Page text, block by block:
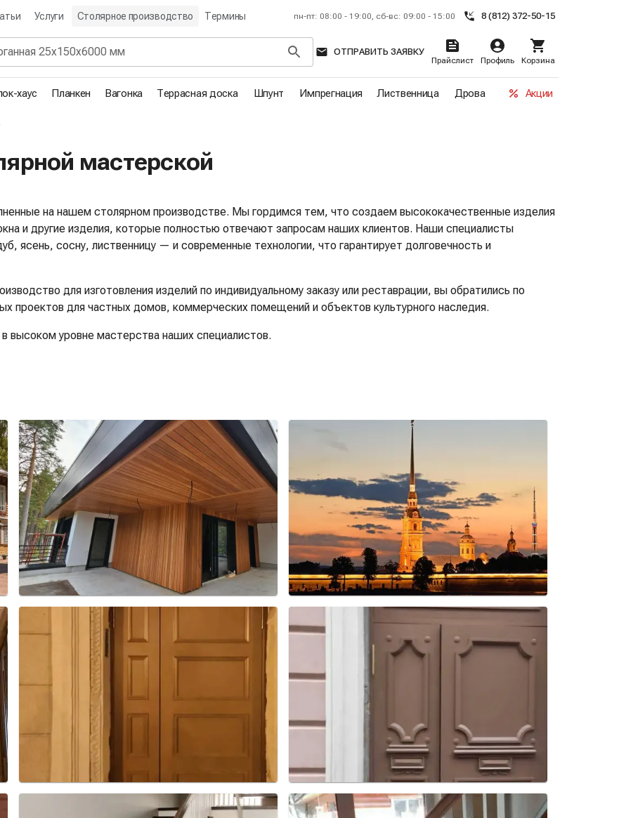
Услуги Столярное производство Термины пн-пт: 08:00 - 19:00, сб-вс: 09:00 - 15:00 8 (812) 372-50-15
ОТПРАВИТЬ ЗАЯВКУ
Прайслист Профиль Корзина
хаус Планкен Вагонка Террасная доска Шпунт Импрегнация Лиственница Дрова Акции
мастерской
на нашем столярном производстве. Мы гордимся тем, что создаем высококачественные изделия
и другие изделия, которые полностью отвечают запросам наших клиентов. Наши специалисты
ясень, сосну, лиственницу — и современные технологии, что гарантирует долговечность и
для изготовления изделий по индивидуальному заказу или реставрации, вы обратились по
проектов для частных домов, коммерческих помещений и объектов культурного наследия.
высоком уровне мастерства наших специалистов.